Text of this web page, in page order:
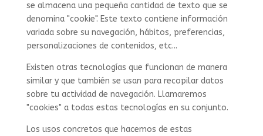
se almacena una pequeña cantidad de texto que se
denomina "cookie". Este texto contiene información
variada sobre su navegación, hábitos, preferencias,
personalizaciones de contenidos, etc...
Existen otras tecnologías que funcionan de manera
similar y que también se usan para recopilar datos
sobre tu actividad de navegación. Llamaremos
"cookies" a todas estas tecnologías en su conjunto.
Los usos concretos que hacemos de estas